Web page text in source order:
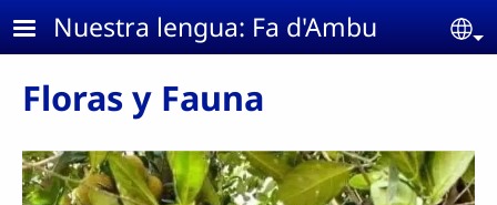
Skip to main content
Nuestra lengua: Fa d'Ambu
Floras y Fauna